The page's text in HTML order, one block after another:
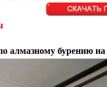
алмазному бурению на